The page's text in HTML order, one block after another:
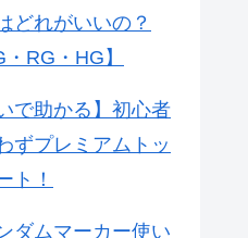
どれがいいの？
・RG・HG】
で助かる】初心者
ずプレミアムトッ
ト！
ダムマーカー使い